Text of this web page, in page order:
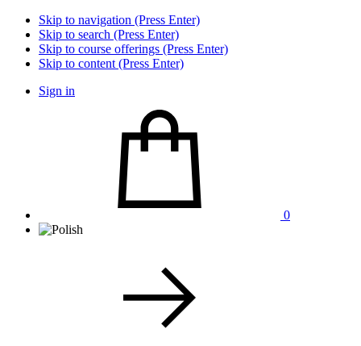
Skip to navigation (Press Enter)
Skip to search (Press Enter)
Skip to course offerings (Press Enter)
Skip to content (Press Enter)
Sign in
0